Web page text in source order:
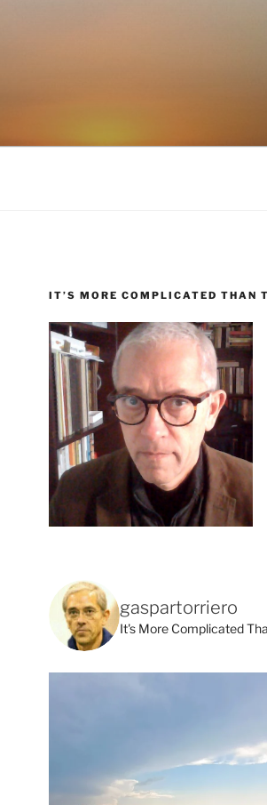
IT’S MORE COMPLICATED THAN
gaspartorriero
It's More Complicated